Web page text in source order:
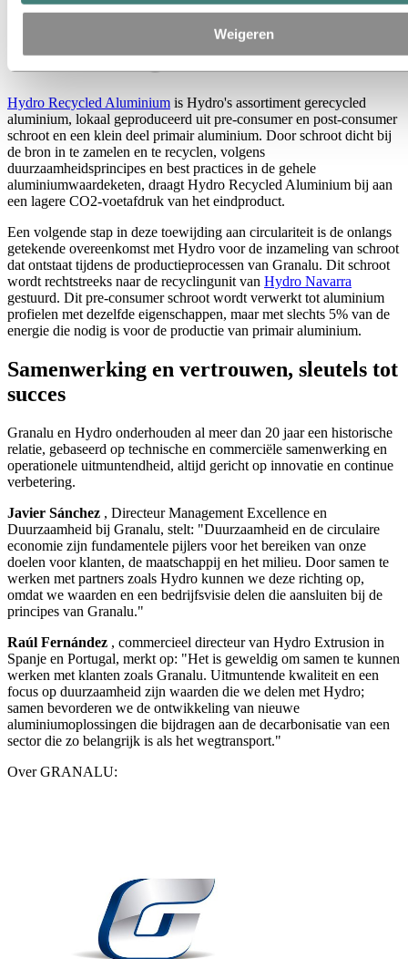
Weigeren
Hydro Recycled Aluminium is Hydro's assortiment gerecycled
aluminium, lokaal geproduceerd uit pre-consumer en post-consumer
schroot en een klein deel primair aluminium. Door schroot dicht bij
de bron in te zamelen en te recyclen, volgens
duurzaamheidsprincipes en best practices in de gehele
aluminiumwaardeketen, draagt Hydro Recycled Aluminium bij aan
een lagere CO2-voetafdruk van het eindproduct.
Een volgende stap in deze toewijding aan circulariteit is de onlangs
getekende overeenkomst met Hydro voor de inzameling van schroot
dat ontstaat tijdens de productieprocessen van Granalu. Dit schroot
wordt rechtstreeks naar de recyclingunit van Hydro Navarra
gestuurd. Dit pre-consumer schroot wordt verwerkt tot aluminium
profielen met dezelfde eigenschappen, maar met slechts 5% van de
energie die nodig is voor de productie van primair aluminium.
Samenwerking en vertrouwen, sleutels tot
succes
Granalu en Hydro onderhouden al meer dan 20 jaar een historische
relatie, gebaseerd op technische en commerciële samenwerking en
operationele uitmuntendheid, altijd gericht op innovatie en continue
verbetering.
Javier Sánchez , Directeur Management Excellence en
Duurzaamheid bij Granalu, stelt: "Duurzaamheid en de circulaire
economie zijn fundamentele pijlers voor het bereiken van onze
doelen voor klanten, de maatschappij en het milieu. Door samen te
werken met partners zoals Hydro kunnen we deze richting op,
omdat we waarden en een bedrijfsvisie delen die aansluiten bij de
principes van Granalu."
Raúl Fernández , commercieel directeur van Hydro Extrusion in
Spanje en Portugal, merkt op: "Het is geweldig om samen te kunnen
werken met klanten zoals Granalu. Uitmuntende kwaliteit en een
focus op duurzaamheid zijn waarden die we delen met Hydro;
samen bevorderen we de ontwikkeling van nieuwe
aluminiumoplossingen die bijdragen aan de decarbonisatie van een
sector die zo belangrijk is als het wegtransport."
Over GRANALU: